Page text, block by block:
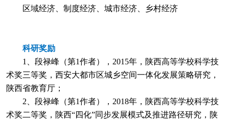
区域经济、制度经济、城市经济、乡村经济
科研奖励
1、段禄峰（第1作者），2015年，陕西高等学校科学技
术奖三等奖，西安大都市区城乡空间一体化发展策略研究，
陕西省教育厅；
2、段禄峰（第1作者），2018年，陕西高等学校科学技
术奖二等奖，陕西“四化”同步发展模式及推进路径研究，陕